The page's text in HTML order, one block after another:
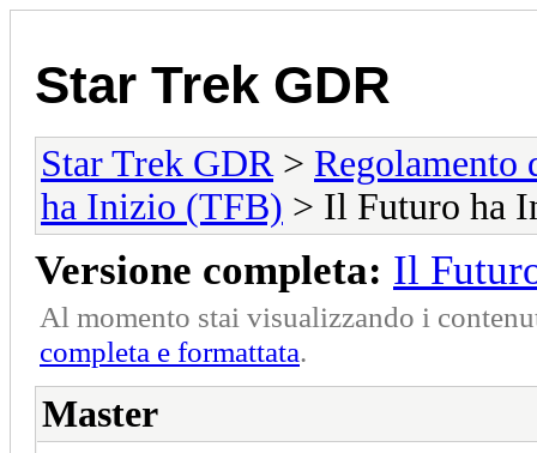
Star Trek GDR
Star Trek GDR > Regolamento
ha Inizio (TFB) > Il Futuro ha
Versione completa: Il
Al momento stai visualizzando i
completa e formattata.
Master